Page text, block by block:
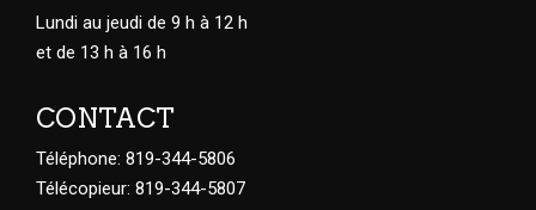
Lundi au jeudi de 9 h à 12 h
et de 13 h à 16 h
CONTACT
Téléphone: 819-344-5806
Télécopieur: 819-344-5807